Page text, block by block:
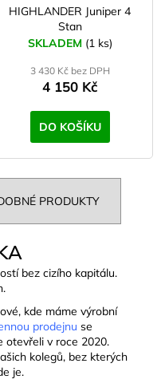
HIGHLANDER Juniper 4
Stan
SKLADEM (1 ks)
3 430 Kč bez DPH
4 150 Kč
DO KOŠÍKU
PRODUKTY
bez cizího kapitálu.
kde máme výrobní
prodejnu se
otevřeli v roce 2020.
kolegů, bez kterých
je.